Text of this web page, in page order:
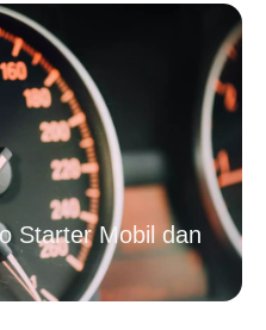
Starter Mobil​ dan